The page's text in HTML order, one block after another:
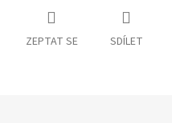
ZEPTAT SE SDÍLET